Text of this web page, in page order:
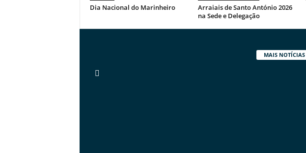
Dia Nacional do Marinheiro
Arraiais de Santo António 2026
na Sede e Delegação
MAIS NOTÍCIAS